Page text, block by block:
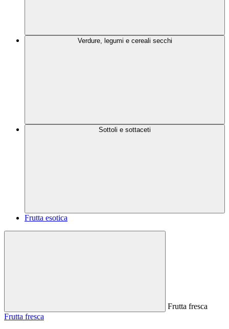
Verdure, legumi e cereali secchi
Sottoli e sottaceti
Frutta esotica
Frutta fresca
Frutta fresca